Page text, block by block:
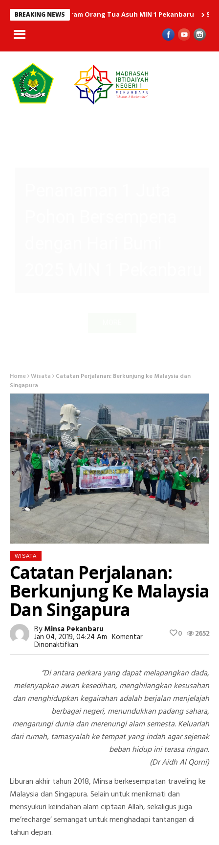
BREAKING NEWS
Program Orang Tua Asuh MIN 1 Pekanbaru Selamat
Home Wisata Catatan Perjalanan: Berkunjung ke Malaysia dan
Singapura
WISATA
Catatan Perjalanan:
Berkunjung Ke Malaysia
Dan Singapura
ByMinsa Pekanbaru
Jan 04, 2019, 04:24 Am Komentar
Dinonaktifkan
Catatan
Berkunjung
Ke
Malaysia
Dan
Singapura
2652
0
“Di antara perkara yang dapat melapangkan dada,
melenyapkan awan kesedihan, menghilangkan kesusahan
dan menghidupkan kegairahan adalah berjalan menjelajah
berbagai negeri, menundukkan padang sahara,
mengarungi dunia dan merenungi alam semesta. Keluarlah
dari rumah, tamasyalah ke tempat yang indah agar sejenak
beban hidup ini terasa ringan.
(Dr Aidh Al Qorni)
Liburan akhir tahun 2018, Minsa berkesempatan traveling ke
Malaysia dan Singapura. Selain untuk menikmati dan
mensyukuri keindahan alam ciptaan Allah, sekaligus juga
me’recharge’ semangat untuk menghadapi tantangan di
tahun depan.